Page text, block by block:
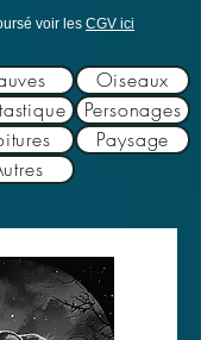
voir les CGV ici
Oiseaux
Personages
Paysage